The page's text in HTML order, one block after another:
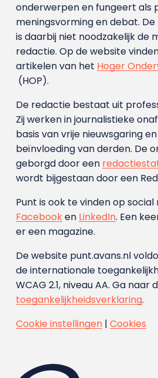
onderwerpen en fungeert als
meningsvorming en debat.
is daarbij niet noodzakelijk de
redactie. Op de website
artikelen van het Hoger
(HOP).
De redactie bestaat uit
Zij werken in journalistieke
basis van vrije nieuwsgaring
beïnvloeding van derden. De
geborgd door een
wordt bijgestaan door een
Punt is ook te vinden op social
Facebooken LinkedIn. Een
er een magazine.
De website punt.avans.nl
de internationale
WCAG 2.1, niveau AA. Ga naar
toegankelijkheidsverklaring.
Cookie instellingen| Cookies